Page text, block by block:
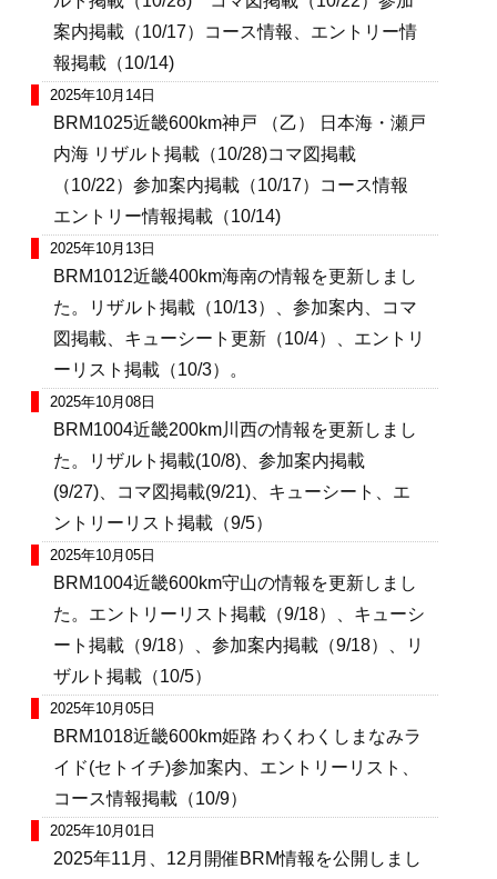
案内掲載（10/17）コース情報、エントリー情
報掲載（10/14)
2025年10月14日
BRM1025近畿600km神戸 （乙） 日本海・瀬戸
内海 リザルト掲載（10/28)コマ図掲載
（10/22）参加案内掲載（10/17）コース情報
エントリー情報掲載（10/14)
2025年10月13日
BRM1012近畿400km海南の情報を更新しまし
た。リザルト掲載（10/13）、参加案内、コマ
図掲載、キューシート更新（10/4）、エントリ
ーリスト掲載（10/3）。
2025年10月08日
BRM1004近畿200km川西の情報を更新しまし
た。リザルト掲載(10/8)、参加案内掲載
(9/27)、コマ図掲載(9/21)、キューシート、エ
ントリーリスト掲載（9/5）
2025年10月05日
BRM1004近畿600km守山の情報を更新しまし
た。エントリーリスト掲載（9/18）、キューシ
ート掲載（9/18）、参加案内掲載（9/18）、リ
ザルト掲載（10/5）
2025年10月05日
BRM1018近畿600km姫路 わくわくしまなみラ
イド(セトイチ)参加案内、エントリーリスト、
コース情報掲載（10/9）
2025年10月01日
2025年11月、12月開催BRM情報を公開しまし